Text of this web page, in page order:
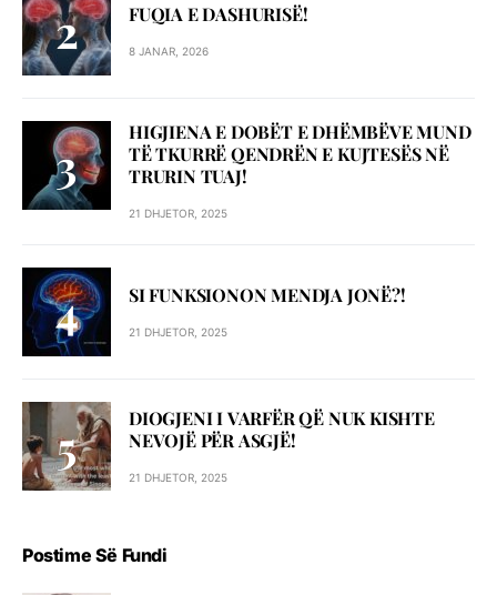
FUQIA E DASHURISË!
8 JANAR, 2026
HIGJIENA E DOBËT E DHËMBËVE MUND
TË TKURRË QENDRËN E KUJTESËS NË
TRURIN TUAJ!
21 DHJETOR, 2025
SI FUNKSIONON MENDJA JONË?!
21 DHJETOR, 2025
DIOGJENI I VARFËR QË NUK KISHTE
NEVOJË PËR ASGJË!
21 DHJETOR, 2025
Postime Së Fundi